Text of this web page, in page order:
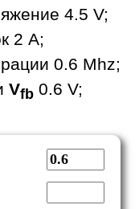
4.5 V;
2 A;
0.6 Mhz;
Vfb 0.6 V;